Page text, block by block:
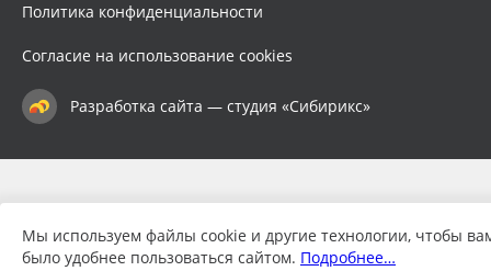
Политика конфиденциальности
Согласие на использование cookies
Разработка сайта — студия «Сибирикс»
Мы используем файлы cookie и другие технологии, чтобы
было удобнее пользоваться сайтом. Подробнее…